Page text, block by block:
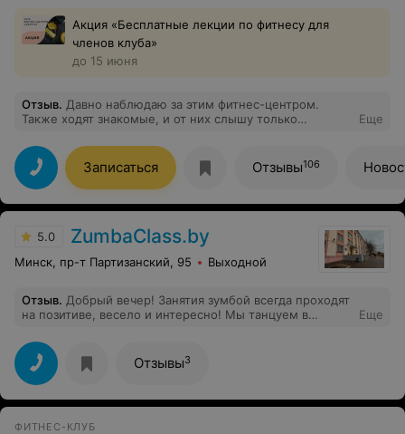
Акция «Бесплатные лекции по фитнесу для
членов клуба»
до 15 июня
Отзыв. Давно наблюдаю за этим фитнес-центром.
Также ходят знакомые, и от них слышу только
решила и именно с ними)
Еще
Записаться Отзывы106
5.0 ZumbaСlass.by
Минск, пр-т Партизанский, 95 Выходной
Отзыв. Добрый вечер! Занятия зумбой всегда проходят
на позитиве, весело и интересно! Мы танцуем в
сальса, и чувственная бачата, и страстная румба! И
другие современные направления. После каждой
тренеровки получаю заряд бодрости и отличное
настроение! Хотела бы выразить огромную
благодарность нашему тренеру Виктории! Она
Еще
Отзывы3
ФИТНЕС-КЛУБ